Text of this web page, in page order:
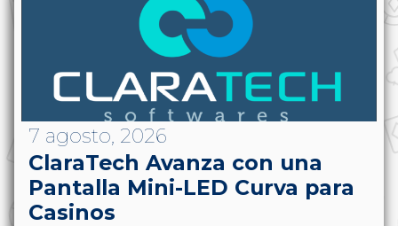
7 agosto, 2026
ClaraTech Avanza con una
Pantalla Mini-LED Curva para
Casinos